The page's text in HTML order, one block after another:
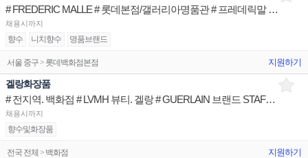
# FREDERIC MALLE # 롯데본점/갤러리아명품관 # 프레데릭말 니치향수 브랜드 STAFF
채용시까지
향수 니치향수 명품브랜드
서울 중구 > 롯데백화점본점 지원하기
겔랑화장품
# 전지역. 백화점 # LVMH 뷰티. 겔랑 # GUERLAIN 브랜드 STAFF (정규직)
채용시까지
향수및화장품
전국 전체 > 백화점 지원하기